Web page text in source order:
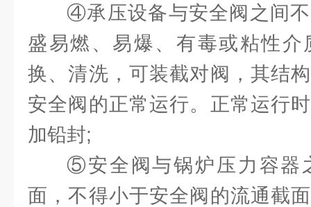
④承压设备与安全阀之间
盛易燃、易爆、有毒或粘性
换、清洗，可装截对阀，其结
安全阀的正常运行。正常运行
加铅封;
⑤安全阀与锅炉压力容器
面，不得小于安全阀的流通截